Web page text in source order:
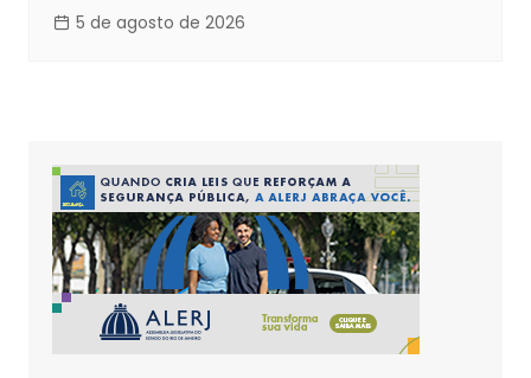
5 de agosto de 2026